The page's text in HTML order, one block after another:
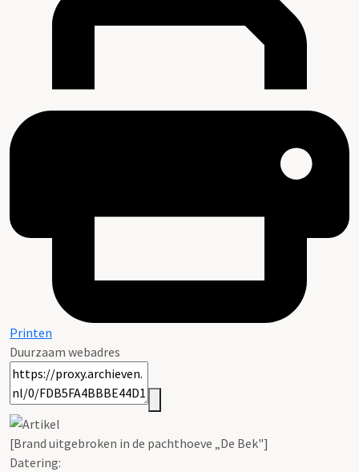
Printen
Duurzaam webadres
[Brand uitgebroken in de pachthoeve „De Bek"]
Datering: